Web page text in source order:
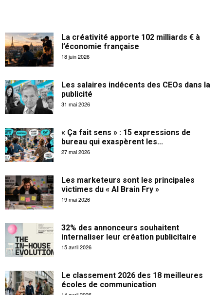
La créativité apporte 102 milliards € à
l’économie française
18 juin 2026
Les salaires indécents des CEOs dans la
publicité
31 mai 2026
« Ça fait sens » : 15 expressions de
bureau qui exaspèrent les...
27 mai 2026
Les marketeurs sont les principales
victimes du « AI Brain Fry »
19 mai 2026
32% des annonceurs souhaitent
internaliser leur création publicitaire
15 avril 2026
Le classement 2026 des 18 meilleures
écoles de communication